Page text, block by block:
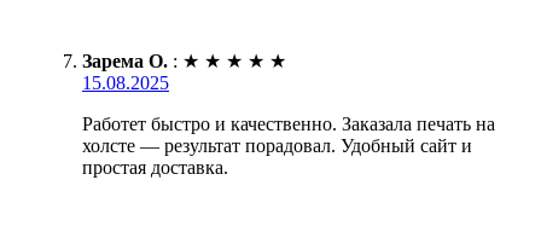
Зарема О. : ★ ★ ★ ★ ★
15.08.2025
Работет быстро и качественно. Заказала печать на
холсте — результат порадовал. Удобный сайт и
простая доставка.